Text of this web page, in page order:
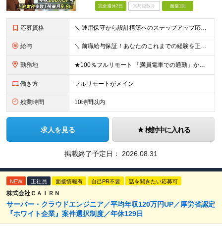
完全週休2日 賞与複数月 面接1回
応募資格 ＼ 運用保守から設計構築へのステップアップ応援！ ／ ★学歴・分野不問（運用保守経験のみでも歓迎） ★「設計・構築に挑戦したい」「市場価値を高めたい」という意欲を重視！ ┗豊富な案件（SIer直下など
給与 ＼ 前職給与保証！あなたのこれまでの経験を正当評価 ／ ★月収50万円～スタート！【年俸600万～1,162万8,000円（12分割）】 ――「頑張りが給与に直結しない…」そんな不満とは無縁の環境で
勤務地 ★100％フルリモート 「満員電車での通勤」から卒業できます！ ★転勤なし 【本社】 東京都新宿区神楽坂1-2 研究社英語センタービル3階 本社またはプロジェクト先にて勤務いただきます！ ※プロジ
働き方 フルリモートがメイン
残業時間 10時間以内
求人を見る 検討中に入れる
掲載終了予定日： 2026.08.31
NEW 正社員 面接情報有 自己PR不要 話を聞きたい応募可
株式会社ＣＡＩＲＮ
サーバー・クラウドエンジニア／平均年収120万円UP／厚労省認定
『ホワイト企業』案件選択制度／年休129日